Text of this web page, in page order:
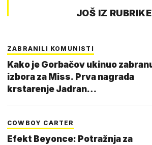
JOŠ IZ RUBRIKE
ZABRANILI KOMUNISTI
Kako je Gorbačov ukinuo
izbora za Miss. Prva nagrada
krstarenje Jadran…
COWBOY CARTER
Efekt Beyonce: Potražnja za